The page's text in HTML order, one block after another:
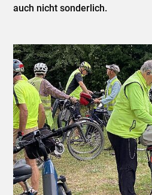
auch nicht sonderlich.